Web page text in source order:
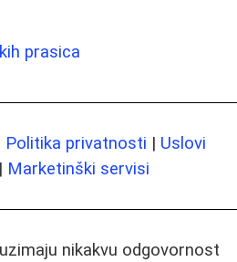
prasica
Politika privatnosti | Uslovi
| Marketinški servisi
nikakvu odgovornost